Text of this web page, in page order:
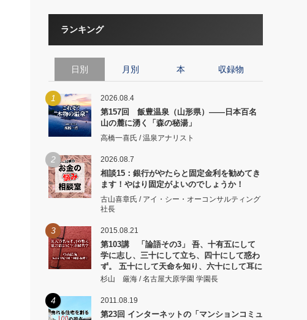
ランキング
日別 月別 本 収録物
1 2026.08.4
第157回 飯豊温泉（山形県）――日本百名
山の麓に湧く「森の秘湯」
高橋一喜氏 / 温泉アナリスト
2 2026.08.7
相談15：銀行がやたらと固定金利を勧めてき
ます！やはり固定がよいのでしょうか！
古山喜章氏 / アイ・シー・オーコンサルティング
社長
3 2015.08.21
第103講 「論語その3」 吾、十有五にして
学に志し、三十にして立ち、四十にして惑わ
ず。 五十にして天命を知り、六十にして耳に
従い、 七十にして心の欲するところに従いて
杉山 厳海 / 名古屋大原学園 学園長
4 2011.08.19
第23回 インターネットの「マンションコミュ